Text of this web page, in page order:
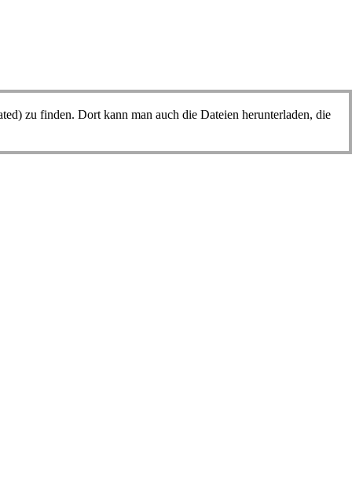
zu finden. Dort kann man auch die Dateien herunterladen, die